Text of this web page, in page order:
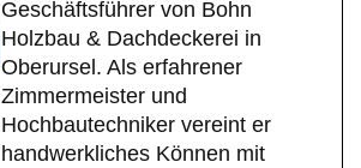
Geschäftsführer von Bohn
Holzbau & Dachdeckerei in
Oberursel. Als erfahrener
Zimmermeister und
Hochbautechniker vereint er
handwerkliches Können mit